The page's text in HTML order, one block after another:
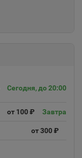
Сегодня, до 20:00
от 100 ₽ Завтра
от 300 ₽